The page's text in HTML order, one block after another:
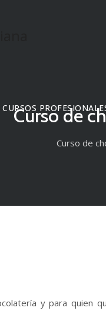
CURSOS
Curso de
Curso de
y para quien